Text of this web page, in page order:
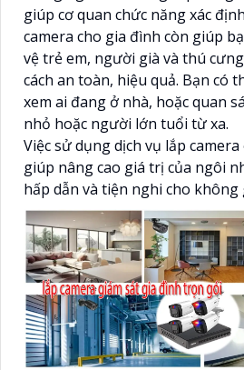
giúp cơ quan chức năng xác
camera cho gia đình còn giúp
vệ trẻ em, người già và thú
cách an toàn, hiệu quả. Bạn có
xem ai đang ở nhà, hoặc quan
nhỏ hoặc người lớn tuổi từ xa.
Việc sử dụng dịch vụ lắp
giúp nâng cao giá trị của ngôi
hấp dẫn và tiện nghi cho không